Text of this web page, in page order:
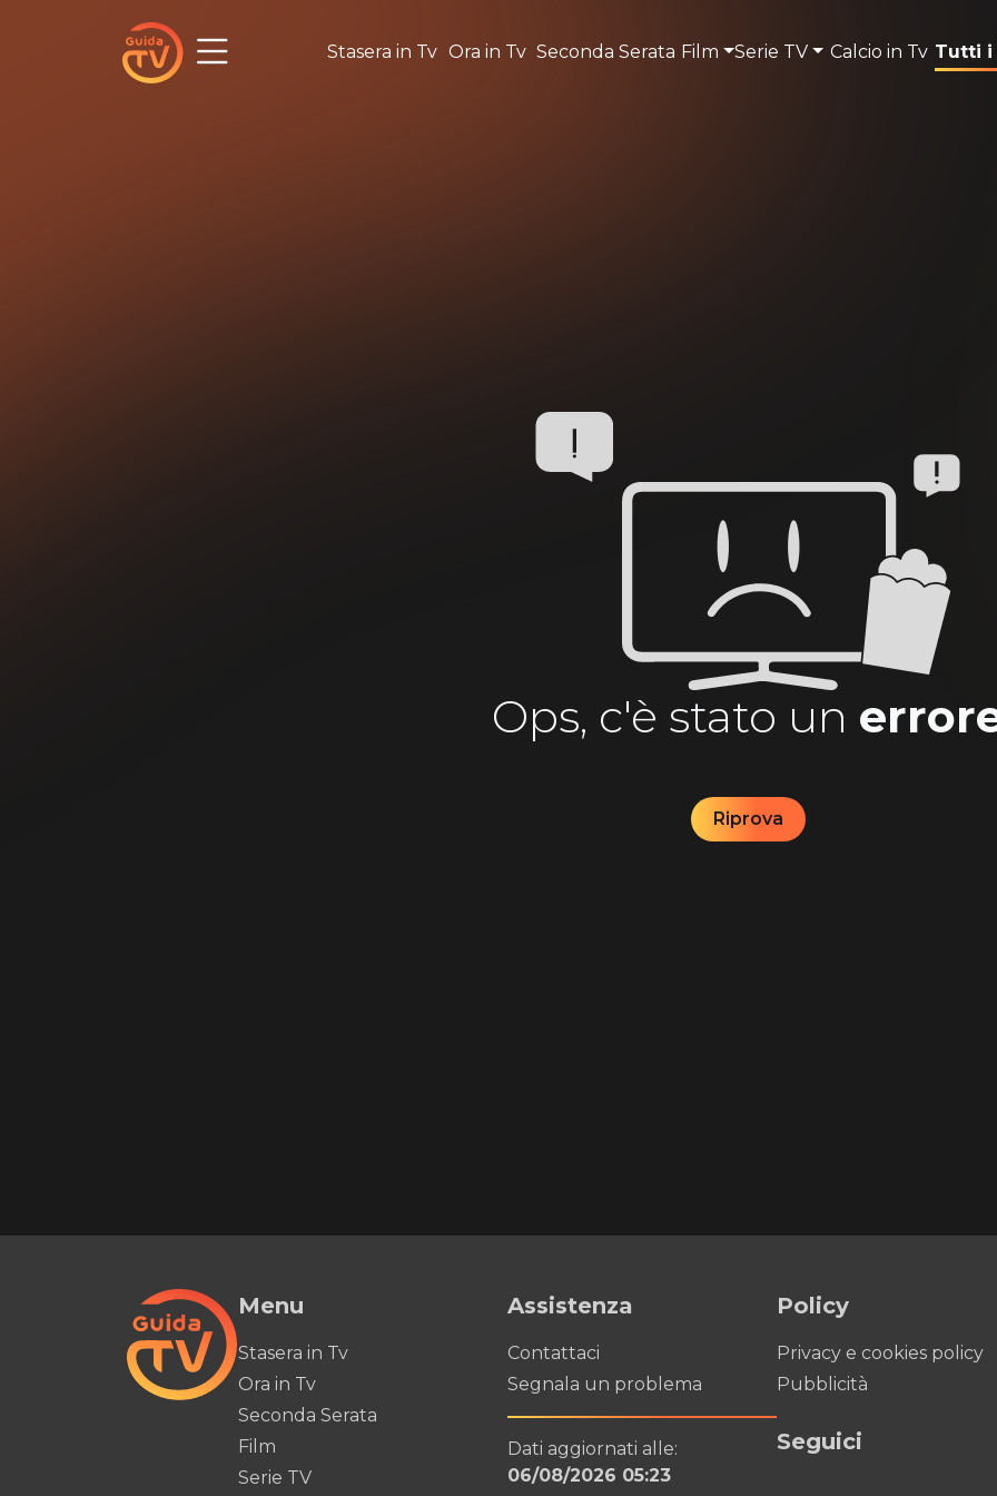
Stasera in Tv Ora in Tv Seconda Serata Film Serie TV Calcio in Tv Tutti i
Ops, c'è stato un
Riprova
Menu
Stasera in Tv
Ora in Tv
Seconda Serata
Film
Serie TV
Assistenza
Contattaci
Segnala un problema
Dati aggiornati alle:
06/08/2026 05:23
Policy
Privacy e cookies policy
Pubblicità
Seguici